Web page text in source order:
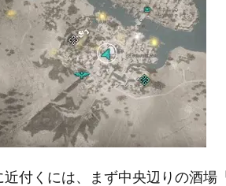
近付くには、まず中央辺りの酒